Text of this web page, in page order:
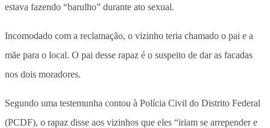
estava fazendo “barulho” durante ato sexual.
Incomodado com a reclamação, o vizinho teria chamado o pai e a
mãe para o local. O pai desse rapaz é o suspeito de dar as facadas
nos dois moradores.
Segundo uma testemunha contou à Polícia Civil do Distrito Federal
(PCDF), o rapaz disse aos vizinhos que eles “iriam se arrepender e